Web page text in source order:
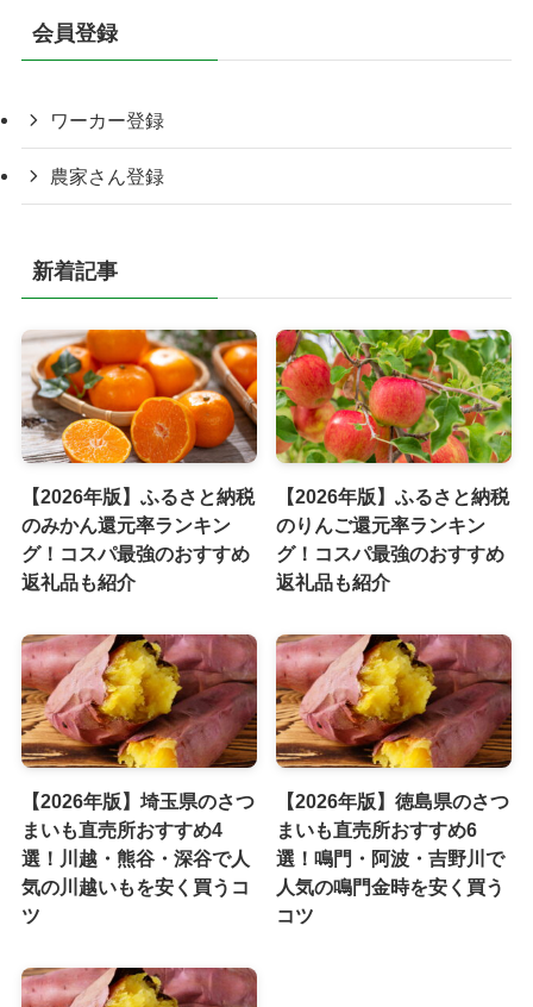
会員登録
ワーカー登録
農家さん登録
新着記事
【2026年版】ふるさと納税
のみかん還元率ランキン
グ！コスパ最強のおすすめ
返礼品も紹介
【2026年版】ふるさと納税
のりんご還元率ランキン
グ！コスパ最強のおすすめ
返礼品も紹介
【2026年版】埼玉県のさつ
まいも直売所おすすめ4
選！川越・熊谷・深谷で人
気の川越いもを安く買うコ
ツ
【2026年版】徳島県のさつ
まいも直売所おすすめ6
選！鳴門・阿波・吉野川で
人気の鳴門金時を安く買う
コツ